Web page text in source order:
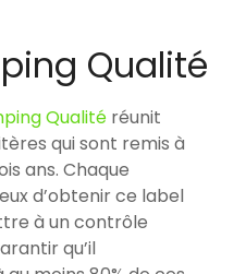
Qualité
Qualitéréunit
qui sont remis à
ans. Chaque
d’obtenir ce label
à un contrôle
qu’il